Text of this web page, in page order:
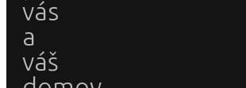
vás
a
váš